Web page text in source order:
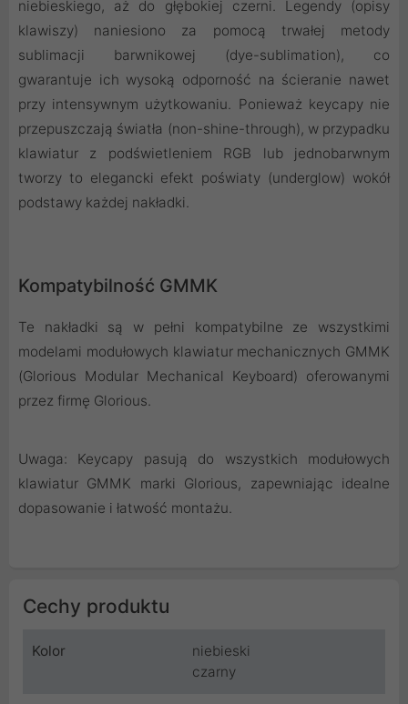
niebieskiego, aż do głębokiej czerni. Legendy (opisy
klawiszy) naniesiono za pomocą trwałej metody
sublimacji barwnikowej (dye-sublimation), co
gwarantuje ich wysoką odporność na ścieranie nawet
przy intensywnym użytkowaniu. Ponieważ keycapy nie
przepuszczają światła (non-shine-through), w przypadku
klawiatur z podświetleniem RGB lub jednobarwnym
tworzy to elegancki efekt poświaty (underglow) wokół
podstawy każdej nakładki.
Kompatybilność GMMK
Te nakładki są w pełni kompatybilne ze wszystkimi
modelami modułowych klawiatur mechanicznych GMMK
(Glorious Modular Mechanical Keyboard) oferowanymi
przez firmę Glorious.
Uwaga: Keycapy pasują do wszystkich modułowych
klawiatur GMMK marki Glorious, zapewniając idealne
dopasowanie i łatwość montażu.
Cechy produktu
Kolor
niebieski
czarny